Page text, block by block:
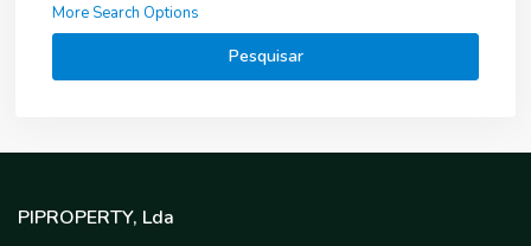
More Search Options
Pesquisar
PIPROPERTY, Lda